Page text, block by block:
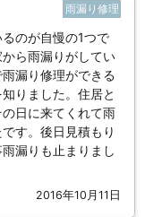
雨漏り修理
のが自慢の1つで
ら雨漏りがしてい
漏り修理ができる
りました。住居と
日に来てくれて雨
す。後日見積もり
漏りも止まりまし
2016年10月11日